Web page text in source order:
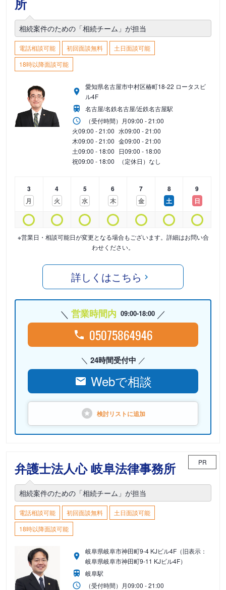
所
相続案件のための「相続チーム」が担当
電話相談可能 初回面談無料
土日面談可能
18時以降面談可能
愛知県名古屋市中村区椿町18-22 ロータスビ
ル4F
名古屋/名鉄名古屋/近鉄名古屋駅
（受付時間） 月09:00 - 21:00
火09:00 - 21:00 水09:00 - 21:00
木09:00 - 21:00 金09:00 - 21:00
土09:00 - 18:00 日09:00 - 18:00
祝09:00 - 18:00 （定休日）なし
3
月
4
火
5
水
6
木
7
金
8
土
9
日
※営業日・相談可能日が変更となる場合もございます。詳細はお問い合
わせください。
詳しくはこちら
営業時間内 09:00-18:00
05075864946
24時間受付中
Webで相談
検討リストに追加
弁護士法人心 岐阜法律事務所 PR
相続案件のための「相続チーム」が担当
電話相談可能 初回面談無料
土日面談可能
18時以降面談可能
岐阜県岐阜市神田町9-4 KJビル4F（旧表示：
岐阜県岐阜市神田町9-11 KJビル4F）
岐阜駅
（受付時間） 月09:00 - 21:00